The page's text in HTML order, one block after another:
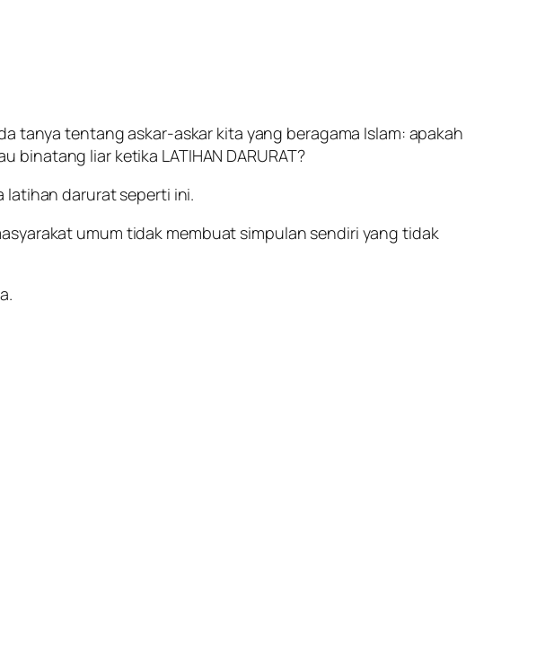
tanya tentang askar-askar kita yang beragama Islam: apakah
liar ketika LATIHAN DARURAT?
latihan darurat seperti ini.
umum tidak membuat simpulan sendiri yang tidak